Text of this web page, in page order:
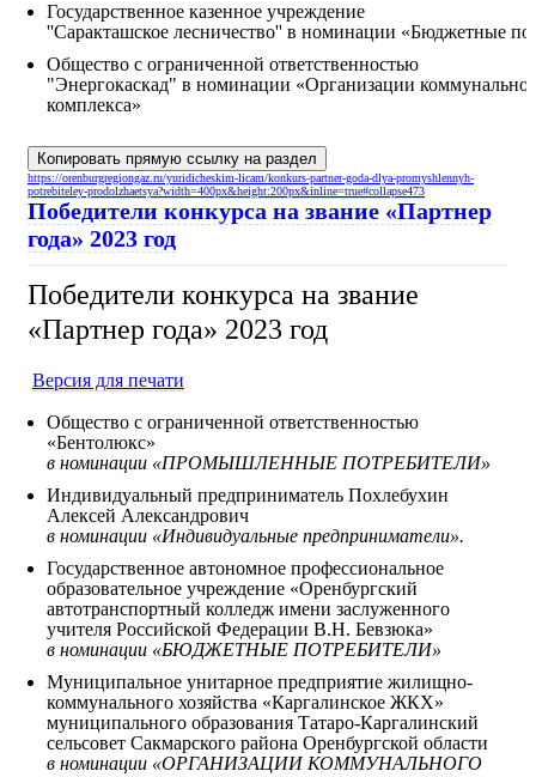
Государственное казенное учреждение
''Саракташское лесничество'' в номинации «Бюджетные
Общество с ограниченной ответственностью
"Энергокаскад" в номинации «Организации
комплекса»
Копировать прямую ссылку на раздел
https://orenburgregiongaz.ru/yuridicheskim-licam/konkurs-partner-goda-dlya-promyshlennyh-
potrebiteley-prodolzhaetsya?width=400px&height:200px&inline=true#collapse473
Победители конкурса на звание «Партнер
года» 2023 год
Победители конкурса на звание
«Партнер года» 2023 год
Версия для печати
Общество с ограниченной ответственностью
«Бентолюкс»
в номинации «ПРОМЫШЛЕННЫЕ ПОТРЕБИТЕЛИ»
Индивидуальный предприниматель Похлебухин
Алексей Александрович
в номинации «Индивидуальные предприниматели».
Государственное автономное профессиональное
образовательное учреждение «Оренбургский
автотранспортный колледж имени заслуженного
учителя Российской Федерации В.Н. Бевзюка»
в номинации «БЮДЖЕТНЫЕ ПОТРЕБИТЕЛИ»
Муниципальное унитарное предприятие жилищно-
коммунального хозяйства «Каргалинское ЖКХ»
муниципального образования Татаро-Каргалинский
сельсовет Сакмарского района Оренбургской области
в номинации «ОРГАНИЗАЦИИ КОММУНАЛЬНОГО